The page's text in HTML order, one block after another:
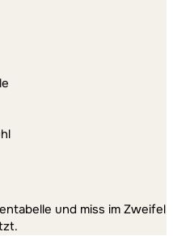
und miss im Zweifel